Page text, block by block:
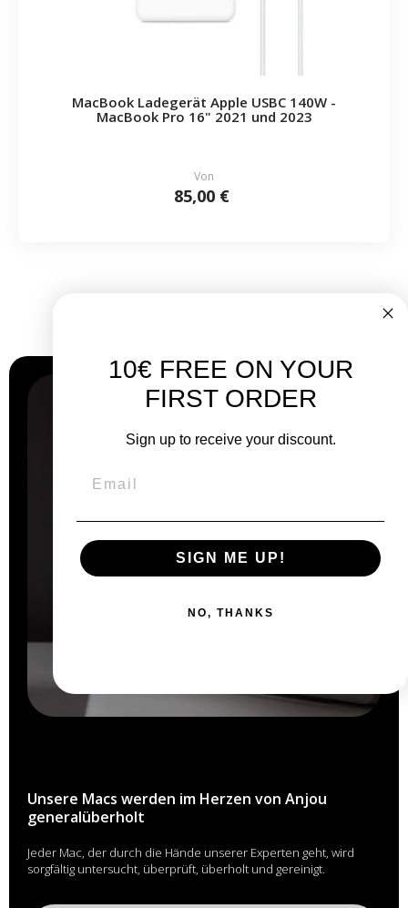
MacBook Ladegerät Apple USBC 140W -
MacBook Pro 16" 2021 und 2023
Von
85,00 €
Unsere Macs werden im Herzen von Anjou
generalüberholt
Jeder Mac, der durch die Hände unserer Experten geht, wird
sorgfältig untersucht, überprüft, überholt und gereinigt.
10€ FREE ON YOUR
FIRST ORDER
Sign up to receive your discount.
SIGN ME UP!
NO, THANKS